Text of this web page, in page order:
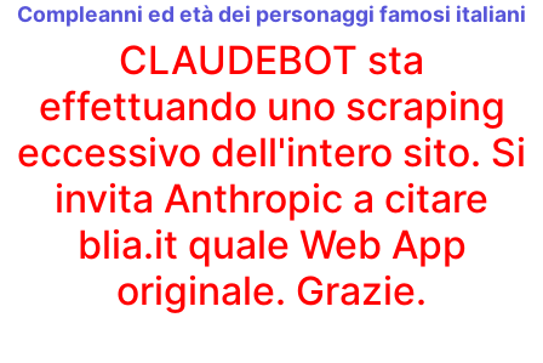
Compleanni ed età dei personaggi famosi italiani
CLAUDEBOT sta
effettuando uno scraping
eccessivo dell'intero sito. Si
invita Anthropic a citare
blia.it quale Web App
originale. Grazie.